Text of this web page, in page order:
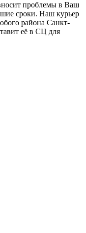
проблемы в Ваш
сроки. Наш курьер
района Санкт-
её в СЦ для